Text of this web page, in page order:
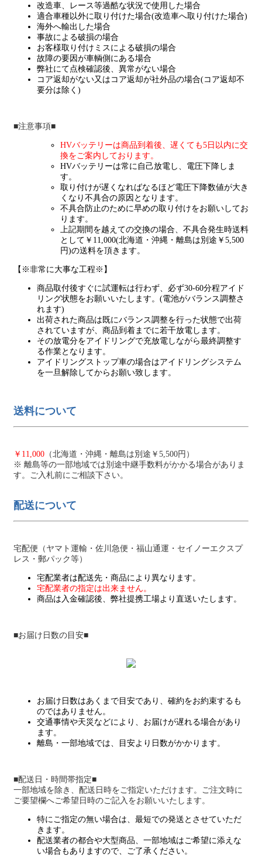
改造車、レース等過酷な状況で使用した場合
適合車種以外に取り付けた場合(改造車へ取り付けた場合)
海外へ輸出した場合
事故による破損の場合
お客様取り付けミスによる破損の場合
故障の要因が車輌側にある場合
弊社にて点検確認後、異常がない場合
コア返却がない又はコア返却が社外品の場合(コア返却不
要分は除く)
■注意事項■
HVバッテリーは商品到着後、遅くても5日以内に交
換をご案内しております。
HVバッテリーは常に自己放電し、電圧下降しま
す。
取り付けが遅くなればなるほど電圧下降数値が大き
くなり不具合の原因となります。
不具合防止のために早めの取り付けをお願いしてお
ります。
上記期間を越えての交換の場合、不具合発生時送料
として￥11,000(北海道・沖縄・離島は別途￥5,500
円)の送料を頂きます。
【※非常に大事な工程※】
商品取付後すぐに試運転は行わず、必ず30-60分程アイド
リング状態をお願いいたします。(電池がバランス調整さ
れます)
出荷された商品は既にバランス調整を行った状態で出荷
されていますが、商品到着までに若干放電します。
その放電分をアイドリングで充放電しながら最終調整す
る作業となります。
アイドリングストップ車の場合はアイドリングシステム
を一旦解除してからお願い致します。
送料について
￥11,000 （北海道・沖縄・離島は別途￥5,500円）
※ 離島等の一部地域では別途中継手数料がかかる場合がありま
す。ご入札前にご相談下さい。
配送について
宅配便（ヤマト運輸・佐川急便・福山通運・セイノーエクスプ
レス・郵パック等）
宅配業者は配送先・商品により異なります。
宅配業者の指定は出来ません。
商品は入金確認後、弊社提携工場より直送いたします。
■お届け日数の目安■
お届け日数はあくまで目安であり、確約をお約束するも
のではありません。
交通事情や天災などにより、お届けが遅れる場合があり
ます。
離島・一部地域では、目安より日数がかかります。
■配送日・時間帯指定■
一部地域を除き、配送日時をご指定いただけます。ご注文時に
ご要望欄へご希望日時のご記入をお願いいたします。
特にご指定の無い場合は、最短での発送とさせていただ
きます。
配送業者の都合や大型商品、一部地域はご希望に添えな
い場合もありますので、ご了承ください。